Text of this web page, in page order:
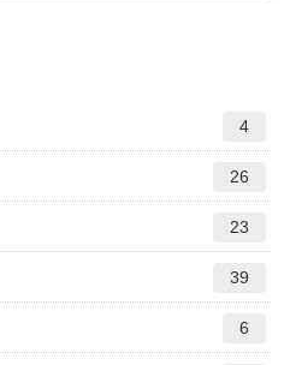
4
26
23
39
6